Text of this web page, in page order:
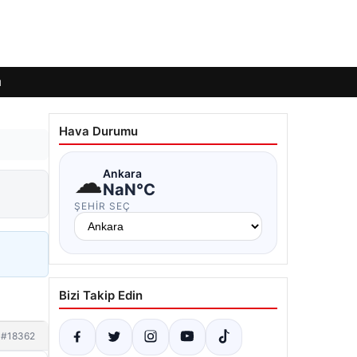
#18362
Hava Durumu
☁Ankara
NaN°C
ŞEHIR SEÇ
Bizi Takip Edin